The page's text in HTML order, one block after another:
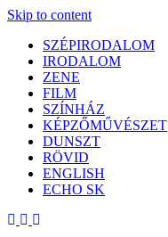
Skip to content
SZÉPIRODALOM
IRODALOM
ZENE
FILM
SZÍNHÁZ
KÉPZŐMŰVÉSZET
DUNSZT
RÖVID
ENGLISH
ECHO SK